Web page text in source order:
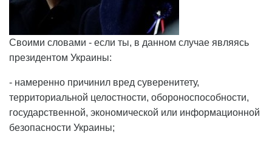
Своими словами - если ты, в данном случае являясь
президентом Украины:
- намеренно причинил вред суверенитету,
территориальной целостности, обороноспособности,
государственной, экономической или информационной
безопасности Украины;